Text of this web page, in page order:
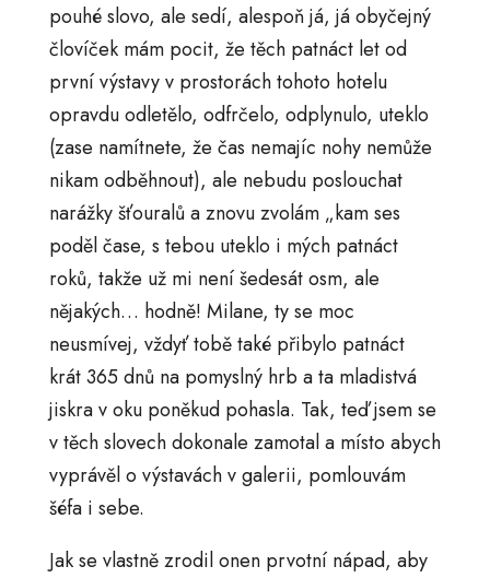
pouhé slovo, ale sedí, alespoň já, já obyčejný
človíček mám pocit, že těch patnáct let od
první výstavy v prostorách tohoto hotelu
opravdu odletělo, odfrčelo, odplynulo, uteklo
(zase namítnete, že čas nemajíc nohy nemůže
nikam odběhnout), ale nebudu poslouchat
narážky šťouralů a znovu zvolám „kam ses
poděl čase, s tebou uteklo i mých patnáct
roků, takže už mi není šedesát osm, ale
nějakých… hodně! Milane, ty se moc
neusmívej, vždyť tobě také přibylo patnáct
krát 365 dnů na pomyslný hrb a ta mladistvá
jiskra v oku poněkud pohasla. Tak, teď jsem se
v těch slovech dokonale zamotal a místo abych
vyprávěl o výstavách v galerii, pomlouvám
šéfa i sebe.
Jak se vlastně zrodil onen prvotní nápad, aby